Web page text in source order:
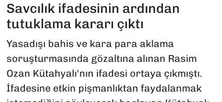
Savcılık ifadesinin ardından
tutuklama kararı çıktı
Yasadışı bahis ve kara para aklama
soruşturmasında gözaltına alınan Rasim
Ozan Kütahyalı'nın ifadesi ortaya çıkmıştı.
İfadesine etkin pişmanlıktan faydalanmak